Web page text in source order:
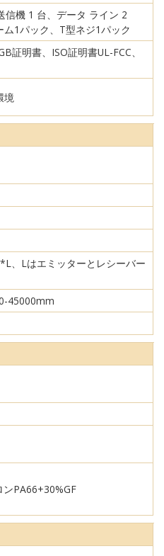
信機 1 台、データ ライン 2
ム1パック、T型ネジ1パック
証明書、ISO証明書UL-FCC、
境
、Lはエミッターとレシーバー
45000mm
ンPA66+30%GF